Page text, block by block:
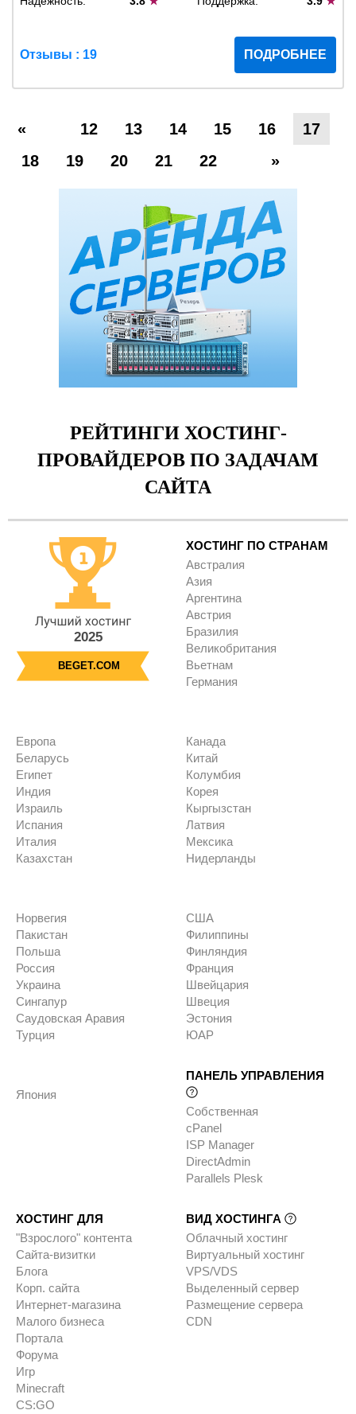
Отзывы : 19 ПОДРОБНЕЕ
« 12 13 14 15 16
17
18
19 20 21 22 »
РЕЙТИНГИ ХОСТИНГ-
ПРОВАЙДЕРОВ ПО ЗАДАЧАМ
САЙТА
2025
BEGET.COM
ХОСТИНГ ПО СТРАНАМ
Австралия
Азия
Аргентина
Австрия
Бразилия
Великобритания
Вьетнам
Германия
Европа
Беларусь
Египет
Индия
Израиль
Испания
Италия
Казахстан
Канада
Китай
Колумбия
Корея
Кыргызстан
Латвия
Мексика
Нидерланды
Норвегия
Пакистан
Польша
Россия
Украина
Сингапур
Саудовская Аравия
Турция
США
Филиппины
Финляндия
Франция
Швейцария
Швеция
Эстония
ЮАР
Япония
ПАНЕЛЬ УПРАВЛЕНИЯ
Собственная
cPanel
ISP Manager
DirectAdmin
Parallels Plesk
ХОСТИНГ ДЛЯ
"Взрослого" контента
Сайта-визитки
Блога
Корп. сайта
Интернет-магазина
Малого бизнеса
Портала
Форума
Игр
Minecraft
CS:GO
ВИД ХОСТИНГА
Облачный хостинг
Виртуальный хостинг
VPS/VDS
Выделенный сервер
Размещение сервера
CDN